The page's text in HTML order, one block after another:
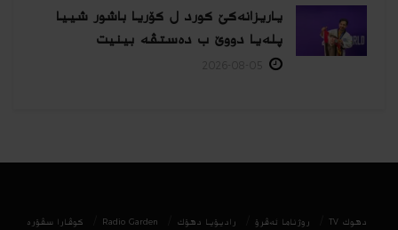
یاریزانەكێ کورد ل کۆریا باشور شییا
پلەیا دووێ ب دەستڤە بینیت
دھوك TV روژناما ئەڤرۆ رادیۆیا دهۆك Radio Garden كوڤارا سڤۆره‌